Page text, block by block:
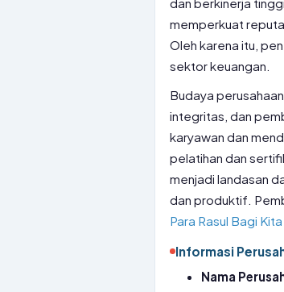
memperkuat
Oleh karena itu,
sektor keuangan.
Budaya
integritas, dan
karyawan dan
pelatihan dan
menjadi landasan
dan produktif.
Para Rasul Bagi
Informasi
Nama